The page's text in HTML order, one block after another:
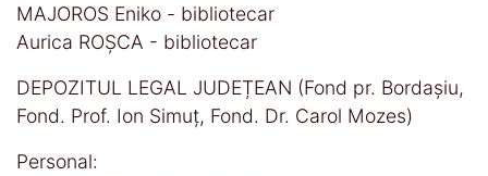
MAJOROS Eniko - bibliotecar
Aurica ROȘCA - bibliotecar
DEPOZITUL LEGAL JUDEȚEAN (Fond pr. Bordașiu,
Fond. Prof. Ion Simuț, Fond. Dr. Carol Mozes)
Personal: